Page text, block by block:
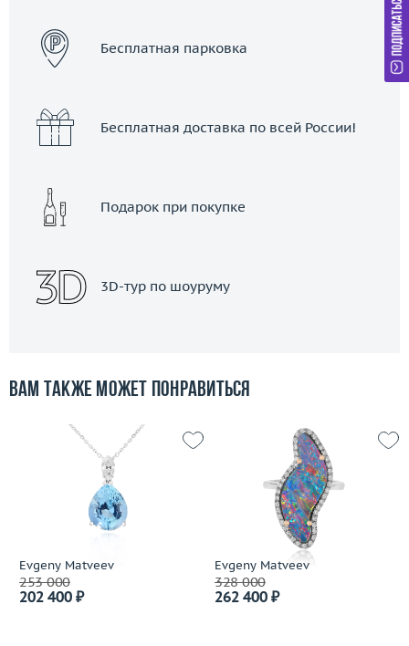
Бесплатная парковка
Бесплатная доставка по всей России!
Подарок при покупке
3D-тур по шоуруму
Вам также может понравиться
Evgeny Matveev
253 000
202 400 ₽
Evgeny Matveev
328 000
262 400 ₽